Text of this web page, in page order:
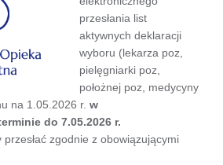
przesłania list
aktywnych deklaracji
wyboru (lekarza poz,
pielęgniarki poz,
położnej poz, medycyny
na 1.05.2026 r. w
do 7.05.2026 r.
zgodnie z obowiązującymi